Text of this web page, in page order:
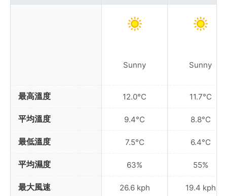
最高溫度
平均溫度
最低溫度
平均濕度
最大風速
Sunny
12.0°C
9.4°C
7.5°C
63%
26.6 kph
Sunny
11.7°C
8.8°C
6.4°C
55%
19.4 kph